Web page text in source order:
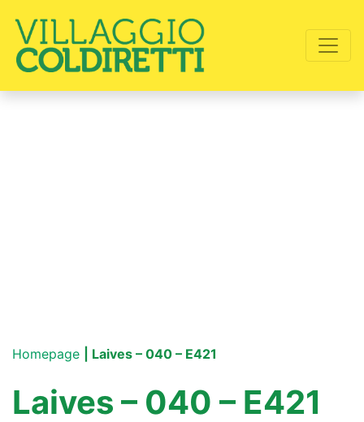
Homepage | Laives – 040 – E421
Laives – 040 – E421